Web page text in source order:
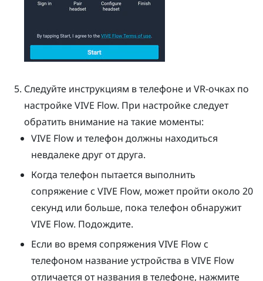
Следуйте инструкциям в телефоне и VR-очках по
настройке VIVE Flow. При настройке следует
обратить внимание на такие моменты:
VIVE Flow и телефон должны находиться
невдалеке друг от друга.
Когда телефон пытается выполнить
сопряжение сVIVE Flow, может пройти около 20
секунд или больше, пока телефон обнаружит
VIVE Flow. Подождите.
Если во время сопряженияVIVE Flowс
телефоном название устройства вVIVE Flow
отличается от названия в телефоне, нажмите